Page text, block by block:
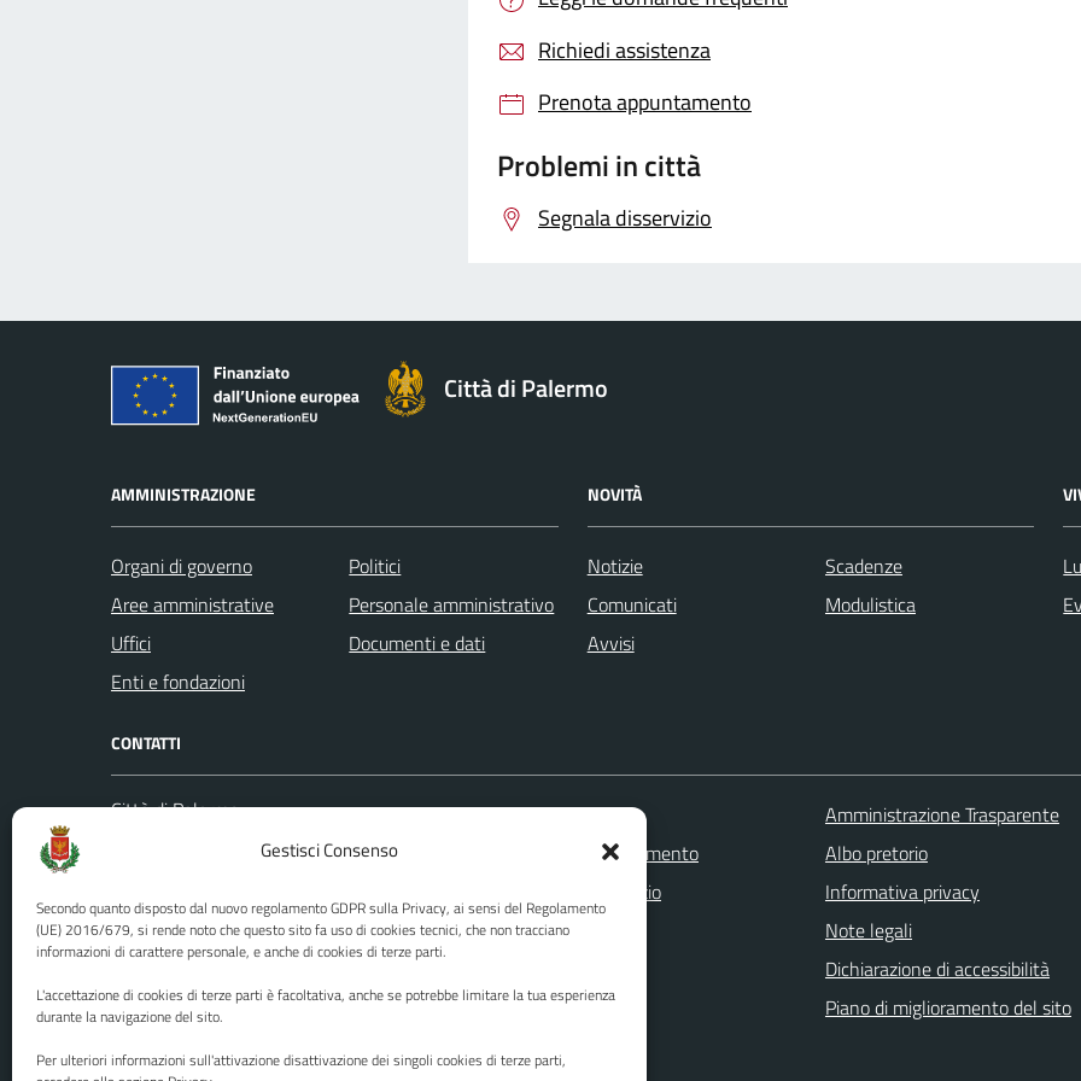
Gestisci Consenso
Secondo quanto disposto dal nuovo regolamento GDPR sulla Privacy, ai sensi del Regolamento
(UE) 2016/679, si rende noto che questo sito fa uso di cookies tecnici, che non tracciano
informazioni di carattere personale, e anche di cookies di terze parti.
L'accettazione di cookies di terze parti è facoltativa, anche se potrebbe limitare la tua esperienza
durante la navigazione del sito.
Per ulteriori informazioni sull'attivazione disattivazione dei singoli cookies di terze parti,
Richiedi assistenza
Prenota appuntamento
Problemi in città
Segnala disservizio
Città di Palermo
AMMINISTRAZIONE
Organi di governo
Aree amministrative
Uffici
Enti e fondazioni
Politici
Personale amministrativo
Documenti e dati
NOVITÀ
Notizie
Comunicati
Avvisi
Scadenze
Modulistica
CONTATTI
Città di Palermo
Codice fiscale / P. IVA:80016350821
U.O. Ufficio Relazioni con il Pubblico
(URP)
Numero verde: 0917401111
PEC:protocollo@cert.comune.palermo.it
Leggi le FAQ
Prenotazione appuntamento
Segnalazione disservizio
Richiesta assistenza
Amministrazione Trasparente
Albo pretorio
Informativa privacy
Note legali
Dichiarazione di accessibilità
Piano di miglioramento del sito